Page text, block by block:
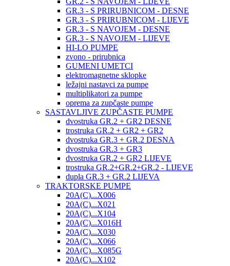
GR.3 - S PRIRUBNICOM - DESNE
GR.3 - S PRIRUBNICOM - LIJEVE
GR.3 - S NAVOJEM - DESNE
GR.3 - S NAVOJEM - LIJEVE
HI-LO PUMPE
zvono - prirubnica
GUMENI UMETCI
elektromagnetne sklopke
ležajni nastavci za pumpe
multiplikatori za pumpe
oprema za zupčaste pumpe
SASTAVLJIVE ZUPČASTE PUMPE
dvostruka GR.2 + GR2 DESNE
trostruka GR.2 + GR2 + GR2
dvostruka GR.3 + GR.2 DESNA
dvostruka GR.3 + GR3
dvostruka GR.2 + GR2 LIJEVE
trostruka GR.2+GR.2+GR.2 - LIJEVE
dupla GR.3 + GR.2 LIJEVA
TRAKTORSKE PUMPE
20A(C)...X006
20A(C)...X021
20A(C)...X104
20A(C)...X016H
20A(C)...X030
20A(C)...X066
20A(C)...X085G
20A(C)...X102